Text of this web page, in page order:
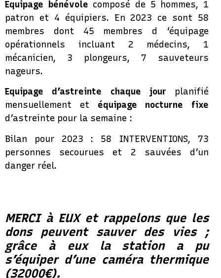
Equipage bénévole composé de 5 hommes, 1
patron et 4 équipiers. En 2023 ce sont 58
membres dont 45 membres d ‘équipage
opérationnels incluant 2 médecins, 1
mécanicien, 3 plongeurs, 7 sauveteurs
nageurs.
Equipage d’astreinte chaque jour planifié
mensuellement et équipage nocturne fixe
d’astreinte pour la semaine :
Bilan pour 2023 : 58 INTERVENTIONS, 73
personnes secourues et 2 sauvées d’un
danger réel.
MERCI à EUX et rappelons que les
dons peuvent sauver des vies ;
grâce à eux la station a pu
s’équiper d’une caméra thermique
(32000€).